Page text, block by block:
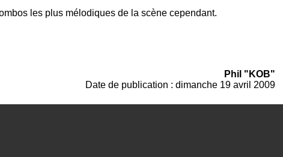
les plus mélodiques de la scène cependant.
Phil "KOB"
Date de publication : dimanche 19 avril 2009